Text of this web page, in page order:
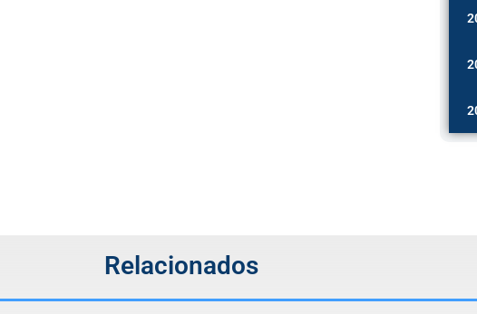
Relacionados